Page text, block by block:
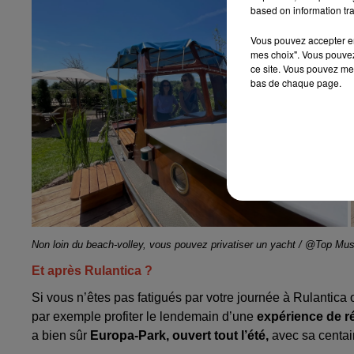
Non loin du beach-volley, vous pouvez privatiser un yacht / @Top
Et après Rulantica ?
Si vous n’êtes pas fatigués par votre journée à
par exemple profiter le lendemain d’une expérience de
a bien sûr Europa-Park, ouvert tout l’été, avec sa
based on information
Vous pouvez accepter
mes choix". Vous
ce site. Vous pouvez
bas de chaque page.